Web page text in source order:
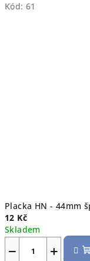
Kód: 61
Placka HN - 44mm
12 Kč
Skladem
+
−